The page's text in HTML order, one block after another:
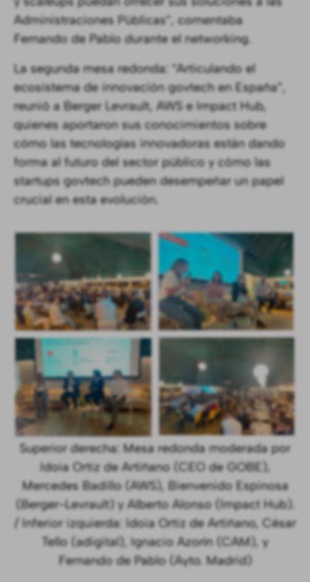
Administraciones Públicas”, comentaba
Fernando de Pablo durante el networking.
La segunda mesa redonda: “Articulando el
ecosistema de innovación govtech en España”,
reunió a Berger Levrault, AWS e Impact Hub,
quienes aportaron sus conocimientos sobre
cómo las tecnologías innovadoras están dando
forma al futuro del sector público y cómo las
startups govtech pueden desempeñar un papel
crucial en esta evolución.
Superior derecha: Mesa redonda moderada por
Idoia Ortiz de Artiñano (CEO de GOBE),
Mercedes Badillo (AWS), Bienvenido Espinosa
(Berger-Levrault) y Alberto Alonso (Impact Hub).
/ Inferior izquierda: Idoia Ortiz de Artiñano, César
Tello (adigital), Ignacio Azorín (CAM), y
Fernando de Pablo (Ayto. Madrid)